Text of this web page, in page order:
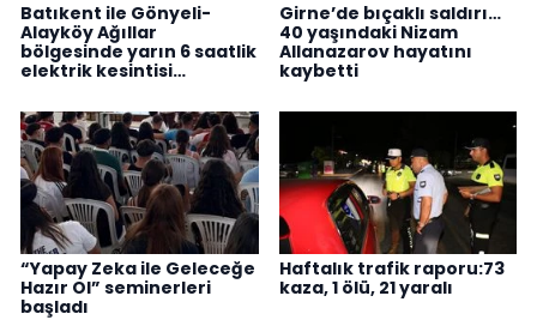
Batıkent ile Gönyeli-
Alayköy Ağıllar
bölgesinde yarın 6 saatlik
elektrik kesintisi…
Girne’de bıçaklı saldırı…
40 yaşındaki Nizam
Allanazarov hayatını
kaybetti
“Yapay Zeka ile Geleceğe
Hazır Ol” seminerleri
başladı
Haftalık trafik raporu:73
kaza, 1 ölü, 21 yaralı